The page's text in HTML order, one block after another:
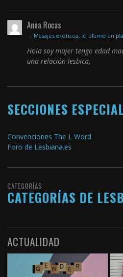
Anna Rocas
→ Masajes eróticos, lo último en
Hola soy mujer tengo edad
una relación lesbica,
SECCIONES
Convenciones The L Word
Foro de Lesbiana.es
CATEGORÍAS
CATEGORÍAS DE
ACTUALIDAD